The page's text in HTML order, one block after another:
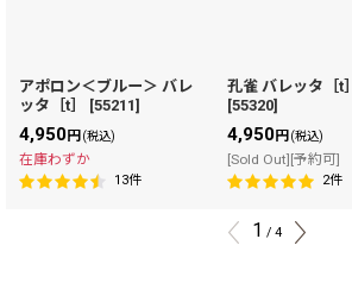
アポロン＜ブルー＞ バレ
ッタ［t］
[55211]
4,950円(税込)
在庫わずか
13件
孔雀 バレッタ［t］
[55320]
4,950円(税込)
[Sold Out][予約可]
2件
1 / 4